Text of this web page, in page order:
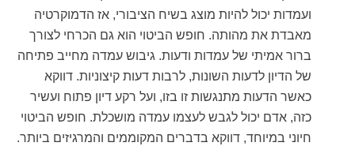
ועמדות יכול להיות מוצג בשיח הציבורי, אז הדמוקרטיה
מאבדת את מהותה. חופש הביטוי הוא גם הכרחי לצורך
ברור אמיתי של עמדות ודעות. גיבוש עמדה מחייב פתיחה
של הדיון לדעות השונות, לרבות דעות קיצוניות. דווקא
כאשר הדעות מתנגשות זו בזו, ועל רקע דיון פתוח ועשיר
כזה, אדם יכול לגבש לעצמו עמדה מושכלת. חופש הביטוי
חיוני במיוחד, דווקא בדברים המקוממים והמרגיזים ביותר.